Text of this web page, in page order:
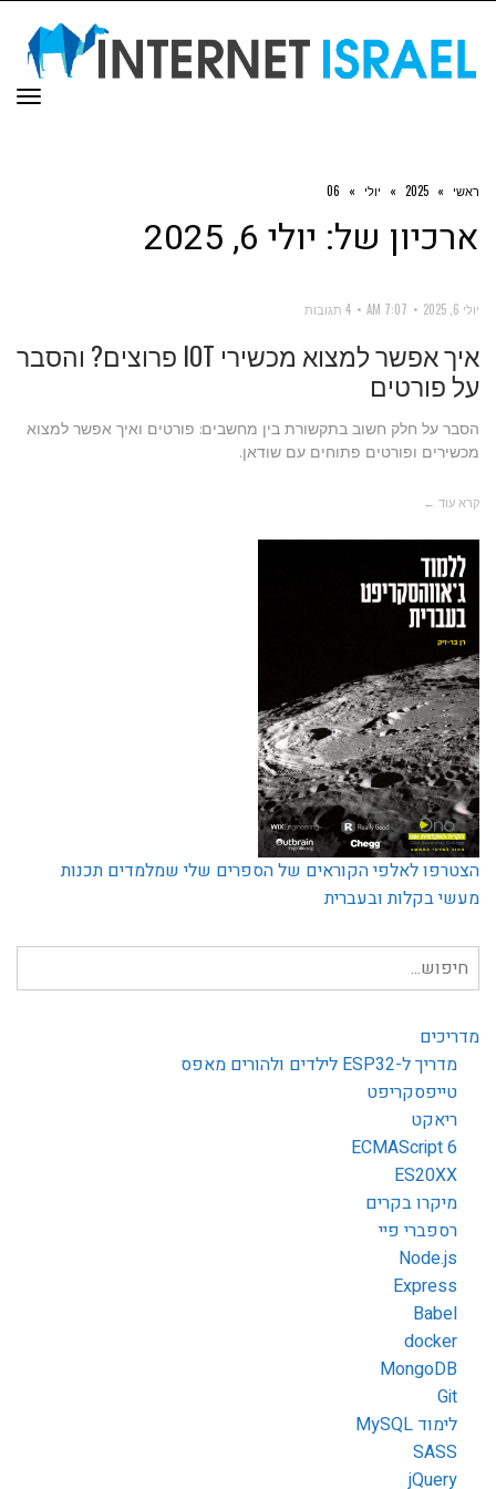
ראשי »
2025
» יולי »
06
ארכיון של: יולי 6, 2025
יולי 6, 2025 7:07 AM 4 תגובות
איך אפשר למצוא מכשירי IOT פרוצים? והסבר
על פורטים
הסבר על חלק חשוב בתקשורת בין מחשבים: פורטים ואיך אפשר למצוא
מכשירים ופורטים פתוחים עם שודאן.
קרא עוד ←
הצטרפו לאלפי הקוראים של הספרים שלי שמלמדים תכנות
מעשי בקלות ובעברית
חיפוש
עבור:
מדריכים
מדריך ל-ESP32 לילדים ולהורים מאפס
טייפסקריפט
ריאקט
ECMAScript 6
ES20XX
מיקרו בקרים
רספברי פיי
Node.js
Express
Babel
docker
MongoDB
Git
לימוד MySQL
SASS
jQuery